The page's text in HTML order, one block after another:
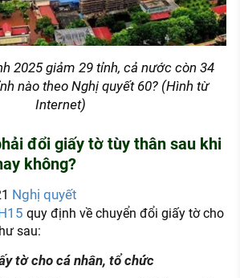
2025 giảm 29 tỉnh, cả nước còn 34
nào theo Nghị quyết 60? (Hình từ
Internet)
đổi giấy tờ tùy thân sau khi
không?
Nghị quyết
quy định về chuyển đổi giấy tờ cho
sau:
tờ cho cá nhân, tổ chức